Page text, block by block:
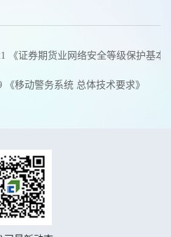
《证券期货业网络安全等级保护基本
《移动警务系统 总体技术要求》